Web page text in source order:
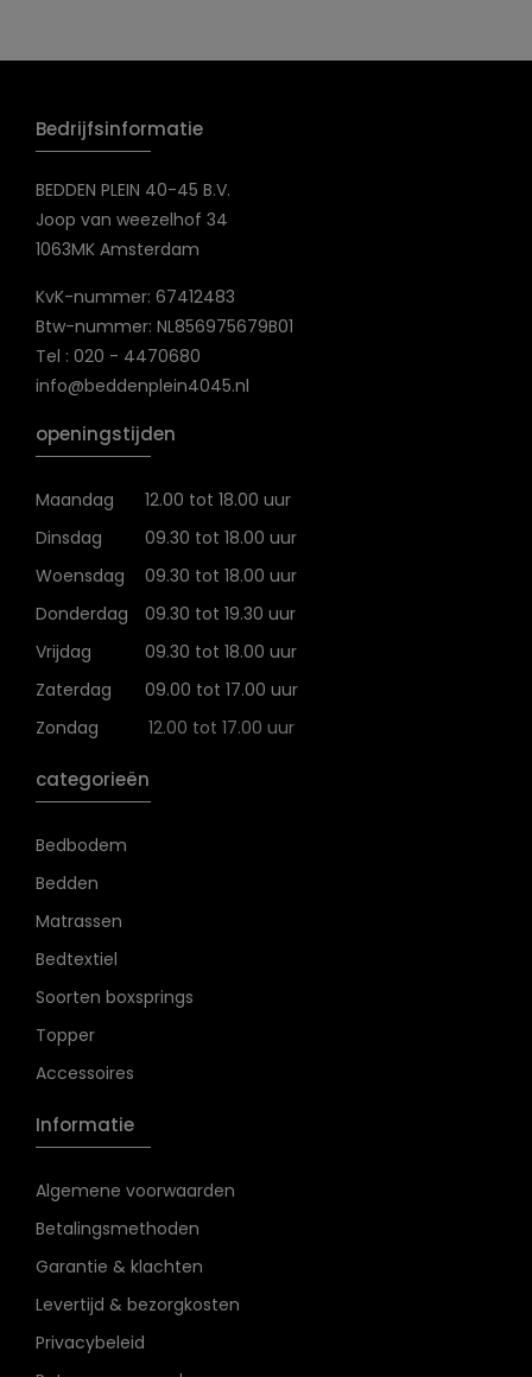
Bedrijfsinformatie
BEDDEN PLEIN 40-45 B.V.
Joop van weezelhof 34
1063MK Amsterdam
KvK-nummer: 67412483
Btw-nummer: NL856975679B01
Tel : 020 - 4470680
info@beddenplein4045.nl
openingstijden
Maandag
12.00 tot 18.00 uur
Dinsdag
09.30 tot 18.00 uur
Woensdag
09.30 tot 18.00 uur
Donderdag
09.30 tot 19.30 uur
Vrijdag
09.30 tot 18.00 uur
Zaterdag
09.00 tot 17.00 uur
Zondag
12.00 tot 17.00 uur
categorieën
Bedbodem
Bedden
Matrassen
Bedtextiel
Soorten boxsprings
Topper
Accessoires
Informatie
Algemene voorwaarden
Betalingsmethoden
Garantie & klachten
Levertijd & bezorgkosten
Privacybeleid